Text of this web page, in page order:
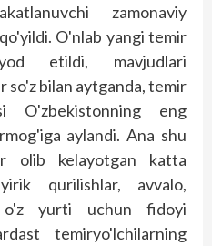
zamonaviy
O'nlab yangi temir
etildi, mavjudlari
so'z bilan aytganda, temir
O'zbekistonning eng
aylandi. Ana shu
olib kelayotgan katta
qurilishlar, avvalo,
o'z yurti uchun fidoyi
temiryo'lchilarning